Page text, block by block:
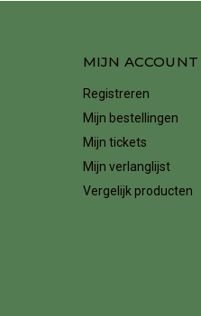
MIJN ACCOUNT
Registreren
Mijn bestellingen
Mijn tickets
Mijn verlanglijst
Vergelijk producten